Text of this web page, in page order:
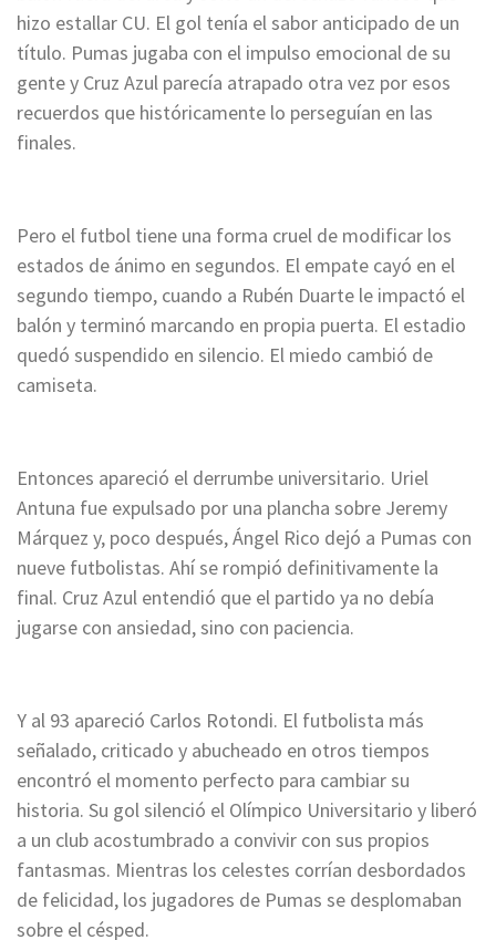
hizo estallar CU. El gol tenía el sabor anticipado de un
título. Pumas jugaba con el impulso emocional de su
gente y Cruz Azul parecía atrapado otra vez por esos
recuerdos que históricamente lo perseguían en las
finales.
Pero el futbol tiene una forma cruel de modificar los
estados de ánimo en segundos. El empate cayó en el
segundo tiempo, cuando a Rubén Duarte le impactó el
balón y terminó marcando en propia puerta. El estadio
quedó suspendido en silencio. El miedo cambió de
camiseta.
Entonces apareció el derrumbe universitario. Uriel
Antuna fue expulsado por una plancha sobre Jeremy
Márquez y, poco después, Ángel Rico dejó a Pumas con
nueve futbolistas. Ahí se rompió definitivamente la
final. Cruz Azul entendió que el partido ya no debía
jugarse con ansiedad, sino con paciencia.
Y al 93 apareció Carlos Rotondi. El futbolista más
señalado, criticado y abucheado en otros tiempos
encontró el momento perfecto para cambiar su
historia. Su gol silenció el Olímpico Universitario y liberó
a un club acostumbrado a convivir con sus propios
fantasmas. Mientras los celestes corrían desbordados
de felicidad, los jugadores de Pumas se desplomaban
sobre el césped.